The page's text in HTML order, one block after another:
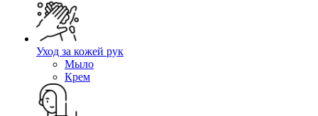
Уход за кожей рук
Мыло
Крем